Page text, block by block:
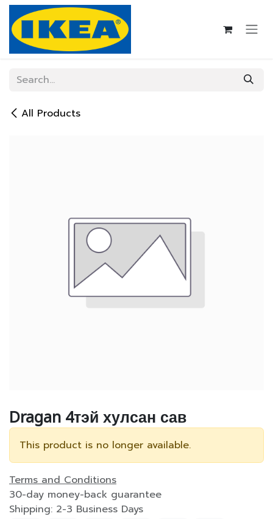
Skip to Content
All Products
Dragan 4тэй хулсан сав
This product is no longer available.
Terms and Conditions
30-day money-back guarantee
Shipping: 2-3 Business Days